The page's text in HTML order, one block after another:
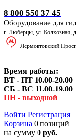
8 800 550 37 45
Оборудование для
г. Люберцы, ул. Колхозная,
Лермонтовский
Время работы:
ВТ - ПТ 10.00-20.00
СБ - ВС 11.00-19.00
ПН - выходной
Войти Регистрация
Корзина 0 позиций
на сумму 0 руб.